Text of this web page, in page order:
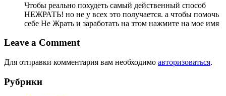
Чтобы реально похудеть самый действенный способ
НЕЖРАТЬ! но не у всех это получается. а чтобы помочь
себе Не Жрать и заработать на зтом нажмите на мое имя
Leave a Comment
Для отправки комментария вам необходимо авторизоваться.
Рубрики